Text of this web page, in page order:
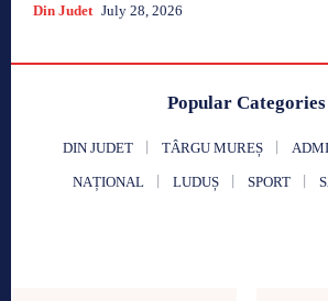
Din Judet July 28, 2026
Popular Categories
DIN JUDET TÂRGU MUREȘ
NAȚIONAL LUDUȘ SPORT